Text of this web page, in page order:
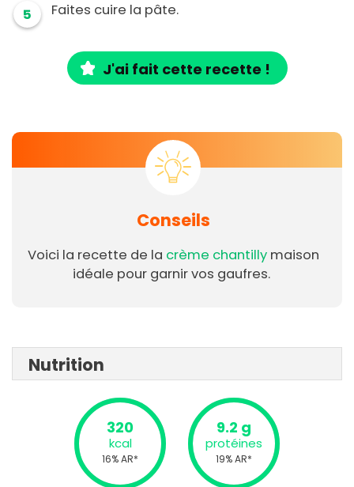
5 Faites cuire la pâte.
J'ai fait cette recette !
Conseils
Voici la recette de la crème chantilly maison
idéale pour garnir vos gaufres.
Nutrition
320
kcal
16% AR*
9.2 g
protéines
19% AR*